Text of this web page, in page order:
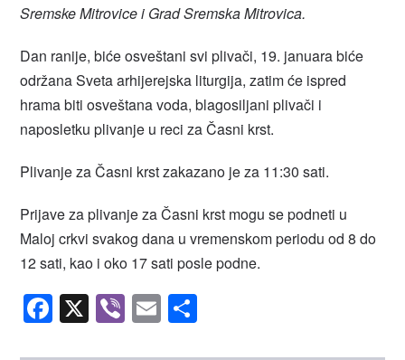
Sremske Mitrovice i Grad Sremska Mitrovica.
Dan ranije, biće osveštani svi plivači, 19. januara biće
održana Sveta arhijerejska liturgija, zatim će ispred
hrama biti osveštana voda, blagosiljani plivači i
naposletku plivanje u reci za Časni krst.
Plivanje za Časni krst zakazano je za 11:30 sati.
Prijave za plivanje za Časni krst mogu se podneti u
Maloj crkvi svakog dana u vremenskom periodu od 8 do
12 sati, kao i oko 17 sati posle podne.
Facebook
X Viber
Email